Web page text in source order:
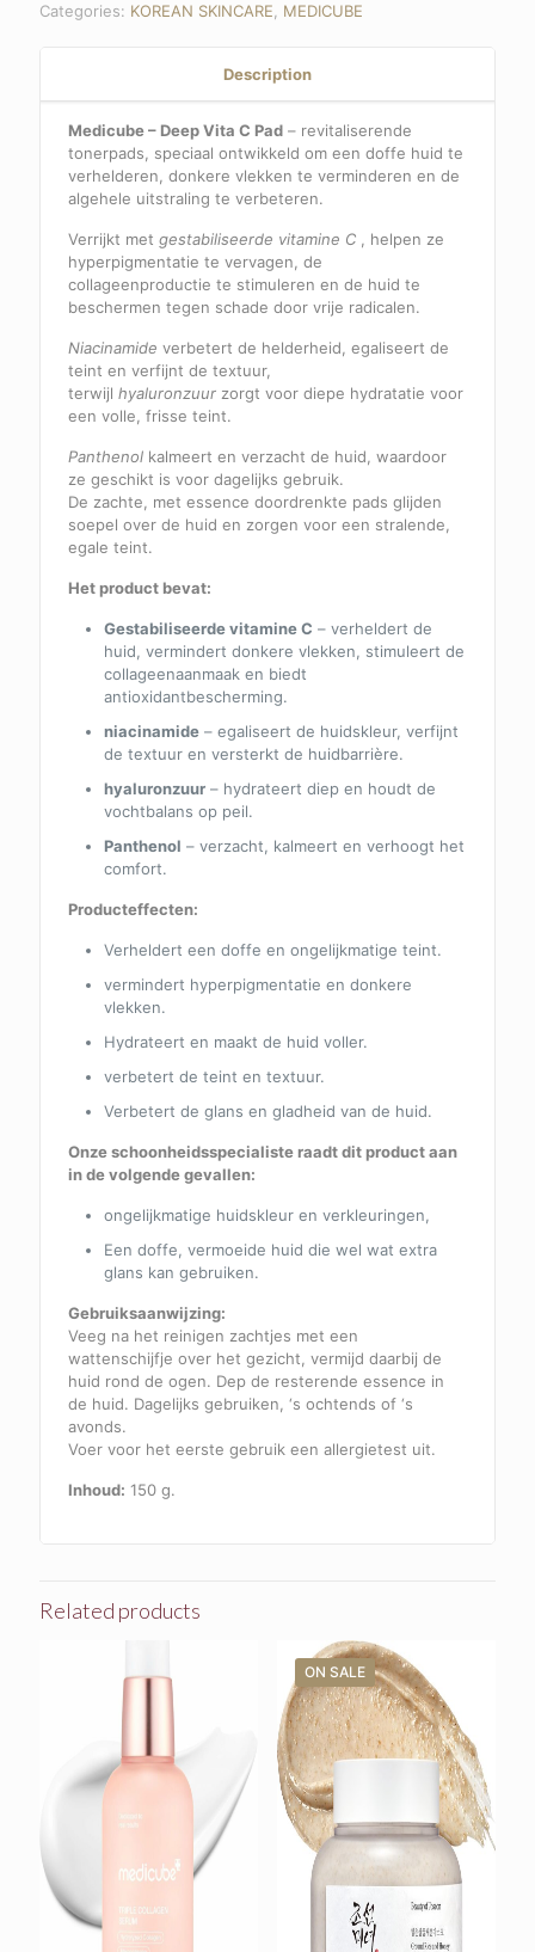
C
Categories: KOREAN SKINCARE MEDICUBE
Description
Medicube – Deep Vita C Pad – revitaliserende
tonerpads, speciaal ontwikkeld om een ​​doffe huid te
verhelderen, donkere vlekken te verminderen en de
algehele uitstraling te verbeteren.
Verrijkt metgestabiliseerde vitamine C , helpen ze
hyperpigmentatie te vervagen, de
collageenproductie te stimuleren en de huid te
beschermen tegen schade door vrije radicalen.
Niacinamide verbetert de helderheid, egaliseert de
teint en verfijnt de textuur,
terwijlhyaluronzuur zorgt voor diepe hydratatie voor
een volle, frisse teint.
Panthenol kalmeert en verzacht de huid, waardoor
ze geschikt is voor dagelijks gebruik.
De zachte, met essence doordrenkte pads glijden
soepel over de huid en zorgen voor een stralende,
egale teint.
Het product bevat:
Gestabiliseerde vitamine C – verheldert de
huid, vermindert donkere vlekken, stimuleert de
collageenaanmaak en biedt
antioxidantbescherming.
niacinamide – egaliseert de huidskleur, verfijnt
de textuur en versterkt de huidbarrière.
hyaluronzuur – hydrateert diep en houdt de
vochtbalans op peil.
Panthenol – verzacht, kalmeert en verhoogt het
comfort.
Producteffecten:
Verheldert een doffe en ongelijkmatige teint.
vermindert hyperpigmentatie en donkere
vlekken.
Hydrateert en maakt de huid voller.
verbetert de teint en textuur.
Verbetert de glans en gladheid van de huid.
Onze schoonheidsspecialiste raadt dit product aan
in de volgende gevallen:
ongelijkmatige huidskleur en verkleuringen,
Een doffe, vermoeide huid die wel wat extra
glans kan gebruiken.
Gebruiksaanwijzing:
Veeg na het reinigen zachtjes met een
wattenschijfje over het gezicht, vermijd daarbij de
huid rond de ogen. Dep de resterende essence in
de huid. Dagelijks gebruiken, ‘s ochtends of ‘s
avonds.
Voer voor het eerste gebruik een allergietest uit.
Inhoud: 150 g.
Related products
ON SALE